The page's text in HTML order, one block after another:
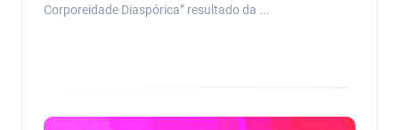
Corporeidade Diaspórica” resultado da ...